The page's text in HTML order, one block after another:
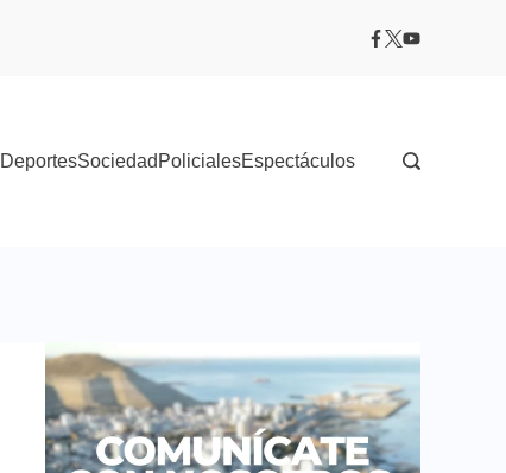
DeportesSociedad PolicialesEspectáculos